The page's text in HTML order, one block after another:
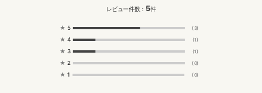
レビュー件数： 5件
★ 5 (3)
★ 4 (1)
★ 3 (1)
★ 2 (0)
★ 1 (0)